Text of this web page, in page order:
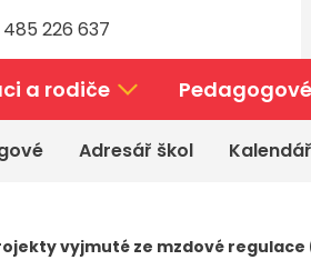
226 637
a rodiče Pedagogové
Adresář škol Kalendář
vyjmuté ze mzdové